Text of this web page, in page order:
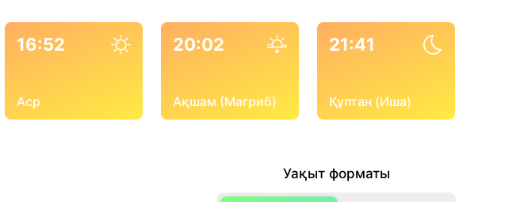
16:52
Аср
20:02
Ақшам (Магриб)
21:41
Құптан (Иша)
Уақыт форматы